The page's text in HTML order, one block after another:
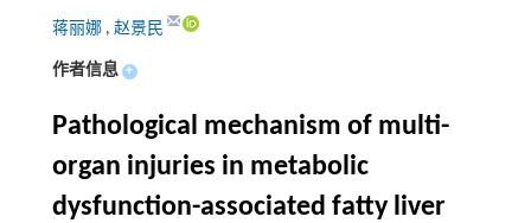
蒋丽娜 , 赵景民
作者信息 +
Pathological mechanism of multi-
organ injuries in metabolic
dysfunction-associated fatty liver